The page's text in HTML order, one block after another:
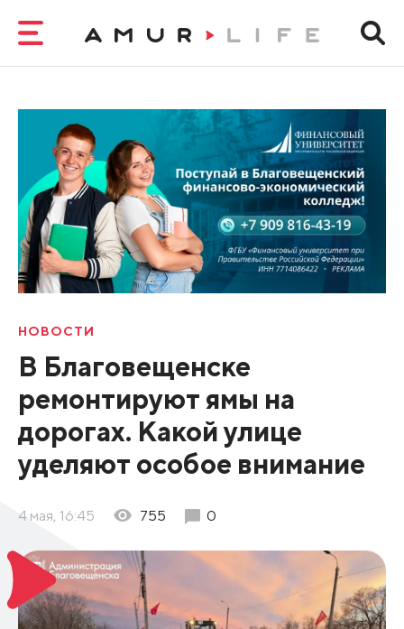
НОВОСТИ
В Благовещенске
ремонтируют ямы на
дорогах. Какой улице
уделяют особое внимание
4 мая, 16:45 755 0